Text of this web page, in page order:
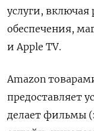
услуги, включая
обеспечения,
и Apple TV.
Amazon
предоставляет
делает фильмы